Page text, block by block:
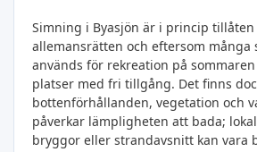
Simning i Byasjön är i princip
allemansrätten och eftersom många
används för rekreation på
platser med fri tillgång. Det finns
bottenförhållanden, vegetation och
påverkar lämpligheten att bada;
bryggor eller strandavsnitt kan vara